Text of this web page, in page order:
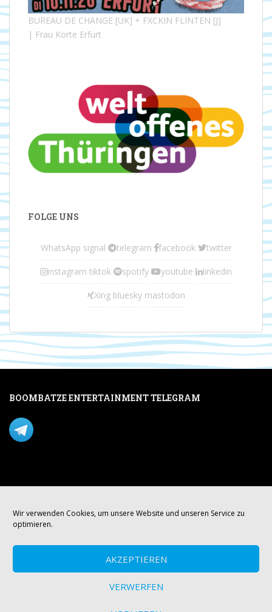
Wir verwenden Cookies, um unsere Website und unseren Service zu
optimieren.
AKZEPTIEREN
VERWERFEN
BUREAU DE CHANGE [UK] + FXCKIN FLINTEN [J]
| Frau Korte Erfurt
FOLGE UNS
WhatsApp signal telegram facebook twitter
instagram tiktok spotify youtube linkedin
Xing bluesky mastodon
BOOMBATZE ENTERTAINMENT TELEGRAM